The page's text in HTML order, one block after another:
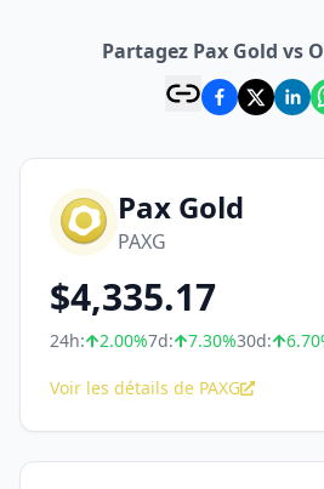
Partagez Pax Gold vs
Pax Gold
PAXG
$4,335.17
24h: 2.00%7d: 7.30%30d: 6.70
Voir les détails de PAXG